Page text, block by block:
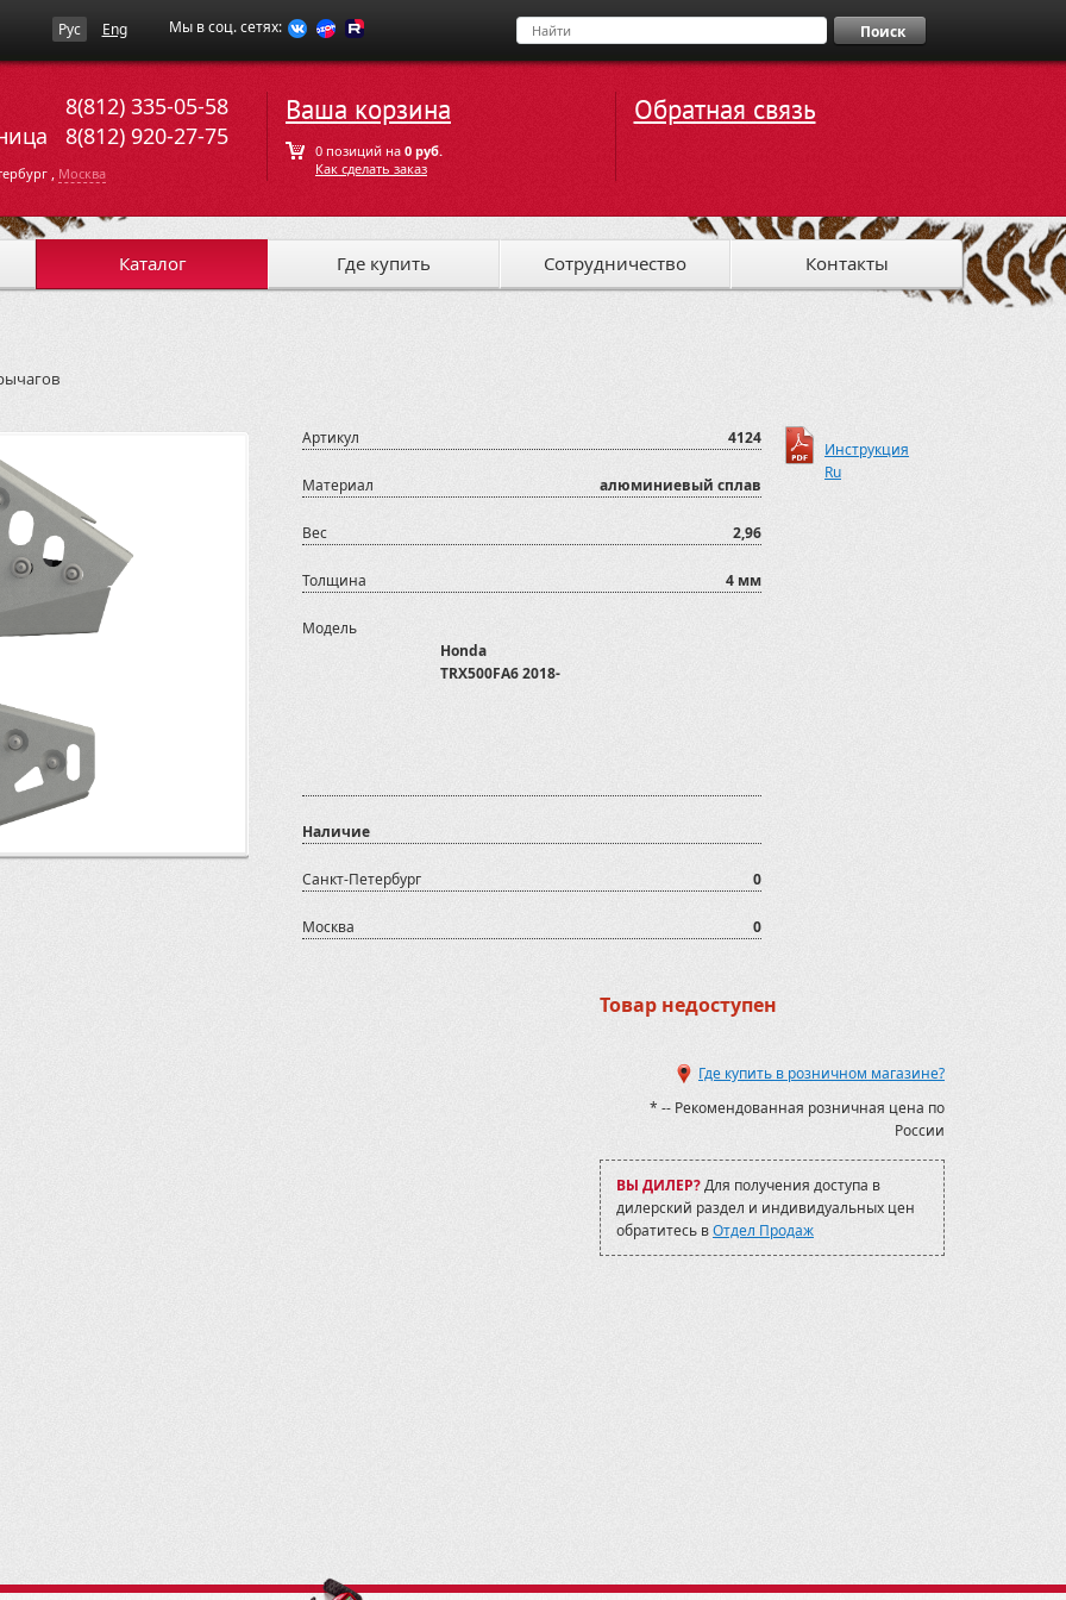
Рус Eng Мы в соц. сетях: Поиск
8(812) 335-05-58
8(812) 920-27-75
, Москва
Ваша корзина
0 позиций на 0 руб.
Как сделать заказ
Обратная связь
Каталог Где купить Сотрудничество Контакты
Артикул 4124
Материал алюминиевый сплав
Вес 2,96
Толщина 4 мм
Модель
Honda
TRX500FA6 2018-
Наличие
Санкт-Петербург 0
Москва 0
Инструкция
Ru
Товар недоступен
Где купить в розничном магазине?
* -- Рекомендованная розничная цена по
России
ВЫ ДИЛЕР?Для получения доступа в
дилерский раздел и индивидуальных цен
обратитесь вОтдел Продаж